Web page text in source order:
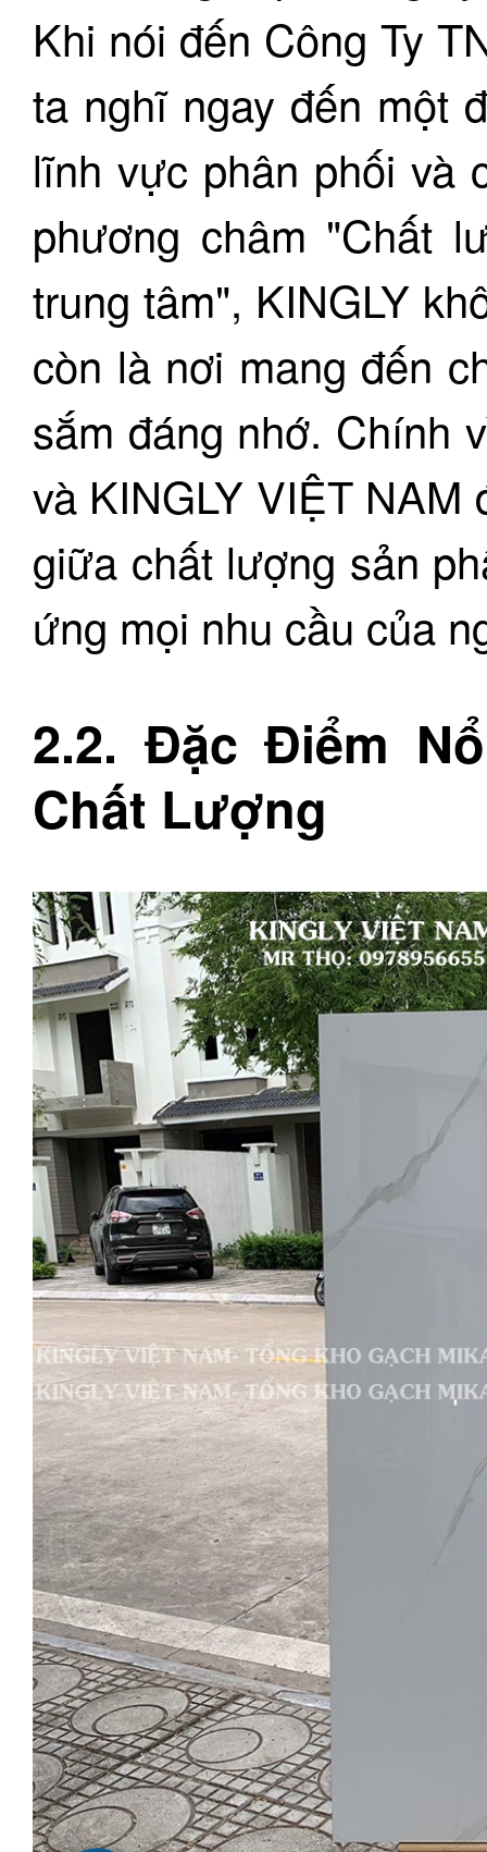
Khi nói đến Công Ty
ta nghĩ ngay đến một
lĩnh vực phân phối và
phương châm "Chất
trung tâm", KINGLY
còn là nơi mang đến
sắm đáng nhớ. Chính
và KINGLY VIỆT
giữa chất lượng sản
ứng mọi nhu cầu của
2.2. Đặc Điểm
Chất Lượng